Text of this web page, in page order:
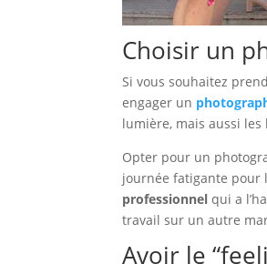
Choisir un
Si vous souhaitez
engager un
lumière, mais aussi
Opter pour un
journée fatigante pour
professionnel qui a
travail sur un autre
Avoir le